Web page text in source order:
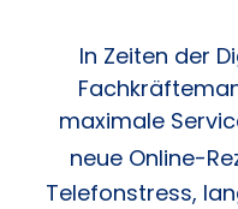
In Zeiten der
maximale
neue Online-
Telefonstress,